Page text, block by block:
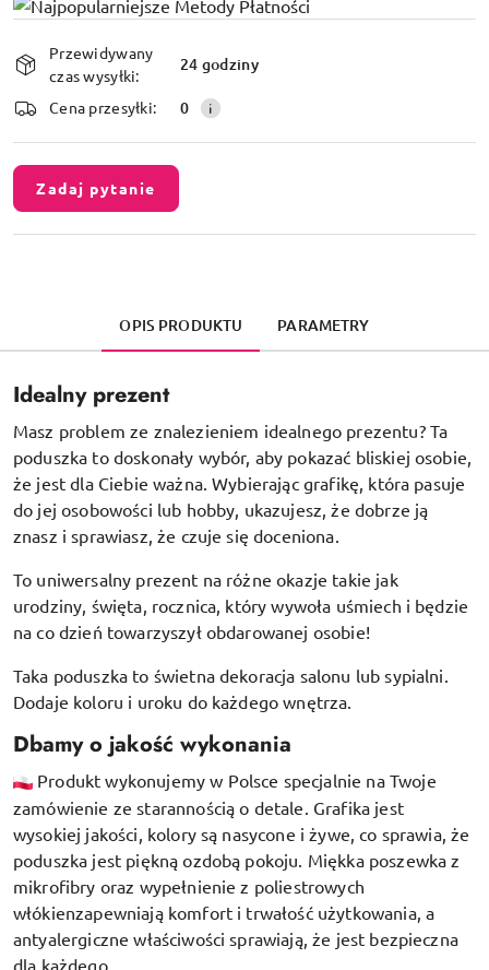
Dostępność
i
dostawa
Przewidywany
czas wysyłki:
24 godziny
Cena przesyłki: 0
Zadaj pytanie
OPIS PRODUKTU PARAMETRY
Idealny prezent
Masz problem ze znalezieniem idealnego prezentu? Ta
poduszka to doskonały wybór, aby pokazać bliskiej osobie,
że jest dla Ciebie ważna. Wybierając grafikę, która pasuje
do jej osobowości lub hobby, ukazujesz, że dobrze ją
znasz i sprawiasz, że czuje się doceniona.
To uniwersalny prezent na różne okazje takie jak
urodziny, święta, rocznica, który wywoła uśmiech i będzie
na co dzień towarzyszył obdarowanej osobie!
Taka poduszka to świetna dekoracja salonu lub sypialni.
Dodaje koloru i uroku do każdego wnętrza.
Dbamy o jakość wykonania
Produkt wykonujemy w Polsce specjalnie na Twoje
zamówienie ze starannością o detale. Grafika jest
wysokiej jakości, kolory są nasycone i żywe, co sprawia, że
poduszka jest piękną ozdobą pokoju. Miękka poszewka z
mikrofibry oraz wypełnienie z poliestrowych
włókienzapewniają komfort i trwałość użytkowania, a
antyalergiczne właściwości sprawiają, że jest bezpieczna
dla każdego.